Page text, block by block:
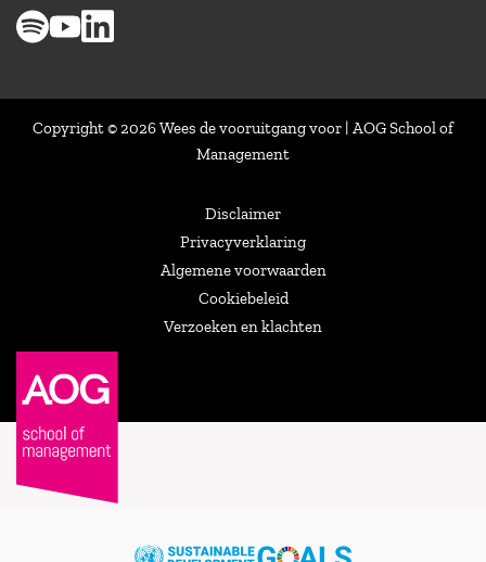
Copyright © 2026 Wees de vooruitgang voor | AOG School of
Management
Disclaimer
Privacyverklaring
Algemene voorwaarden
Cookiebeleid
Verzoeken en klachten